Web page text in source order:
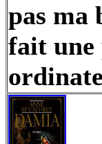
pas ma
fait une